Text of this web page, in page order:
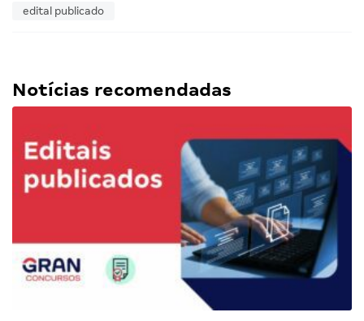
edital publicado
Notícias recomendadas